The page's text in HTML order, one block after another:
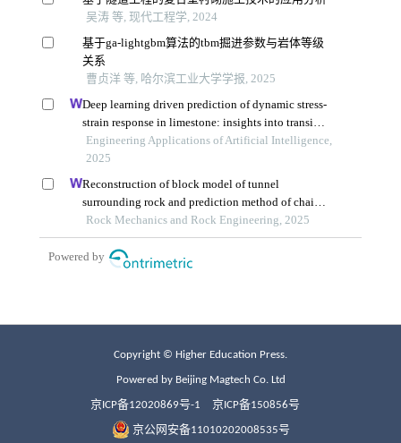
Copyright © Higher Education Press.
Powered by Beijing Magtech Co. Ltd
京ICP备12020869号-1 京ICP备150856号
京公网安备11010202008535号